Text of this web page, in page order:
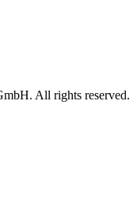
All rights reserved.